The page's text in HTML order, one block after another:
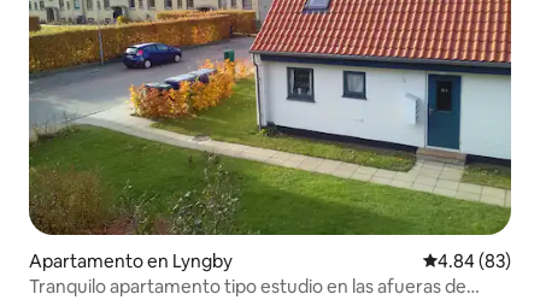
Apartamento en Lyngby Calificación
4.84 (83)
Tranquilo apartamento tipo estudio en las afueras de